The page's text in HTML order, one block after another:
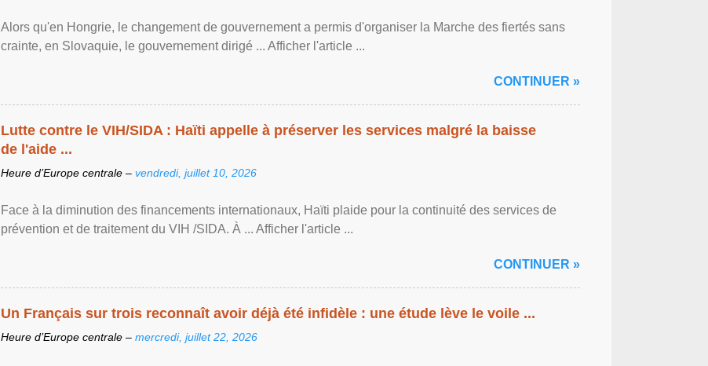
Alors qu'en Hongrie, le changement de gouvernement a permis d'organiser la Marche des fiertés sans
crainte, en Slovaquie, le gouvernement dirigé ... Afficher l'article ...
CONTINUER »
Lutte contre le VIH/SIDA : Haïti appelle à préserver les services malgré la baisse
de l'aide ...
Heure d’Europe centrale – vendredi, juillet 10, 2026
Face à la diminution des financements internationaux, Haïti plaide pour la continuité des services de
prévention et de traitement du VIH /SIDA. À ... Afficher l'article ...
CONTINUER »
Un Français sur trois reconnaît avoir déjà été infidèle : une étude lève le voile ...
Heure d’Europe centrale – mercredi, juillet 22, 2026